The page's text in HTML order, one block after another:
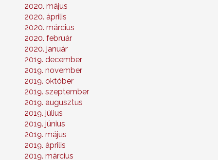
2020. május
2020. április
2020. március
2020. február
2020. január
2019. december
2019. november
2019. október
2019. szeptember
2019. augusztus
2019. július
2019. június
2019. május
2019. április
2019. március